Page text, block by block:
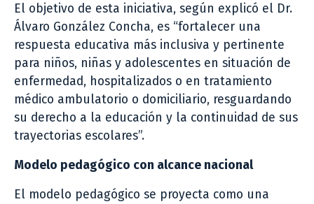
El objetivo de esta iniciativa, según explicó el Dr.
Álvaro González Concha, es “fortalecer una
respuesta educativa más inclusiva y pertinente
para niños, niñas y adolescentes en situación de
enfermedad, hospitalizados o en tratamiento
médico ambulatorio o domiciliario, resguardando
su derecho a la educación y la continuidad de sus
trayectorias escolares”.
Modelo pedagógico con alcance nacional
El modelo pedagógico se proyecta como una